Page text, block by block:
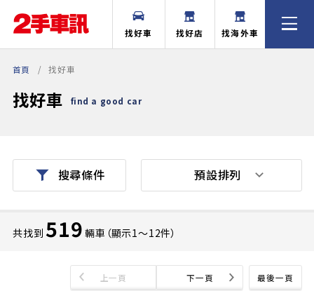
找好車 找好店 找海外車
首頁 找好車
找好車 find a good car
搜尋條件
共找到 519 輛車（顯示1〜12件）
最後一頁
上一頁 下一頁
預設排列